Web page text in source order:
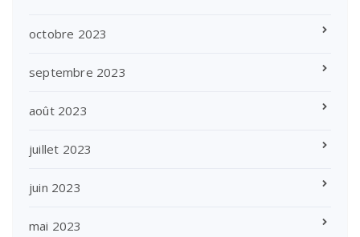
octobre 2023
septembre 2023
août 2023
juillet 2023
juin 2023
mai 2023